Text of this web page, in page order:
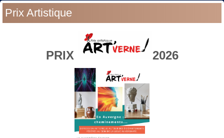
Prix Artistique
PRIX 2026